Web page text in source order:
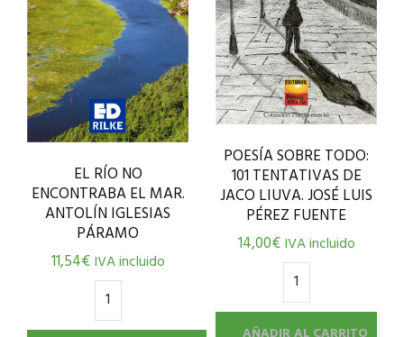
EL RÍO NO
ENCONTRABA EL MAR.
ANTOLÍN IGLESIAS
PÁRAMO
11,54€ IVA incluido
POESÍA SOBRE TODO:
101 TENTATIVAS DE
JACO LIUVA. JOSÉ LUIS
PÉREZ FUENTE
14,00€ IVA incluido